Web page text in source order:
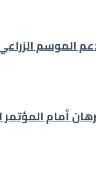
الموسم الزراعي
أمام المؤتمر